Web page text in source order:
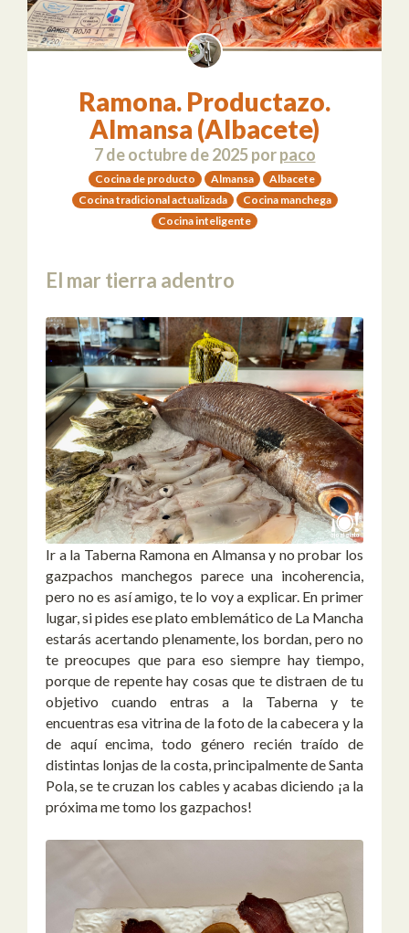
Ramona. Productazo.
Almansa (Albacete)
7 de octubre de 2025porpaco
Cocina de producto Almansa
Albacete
Cocina tradicional actualizada
Cocina manchega
Cocina inteligente
El mar tierra adentro
Ir a la Taberna Ramona en Almansa y no probar los
gazpachos manchegos parece una incoherencia,
pero no es así amigo, te lo voy a explicar. En primer
lugar, si pides ese plato emblemático de La Mancha
estarás acertando plenamente, los bordan, pero no
te preocupes que para eso siempre hay tiempo,
porque de repente hay cosas que te distraen de tu
objetivo cuando entras a la Taberna y te
encuentras esa vitrina de la foto de la cabecera y la
de aquí encima, todo género recién traído de
distintas lonjas de la costa, principalmente de Santa
Pola, se te cruzan los cables y acabas diciendo ¡a la
próxima me tomo los gazpachos!